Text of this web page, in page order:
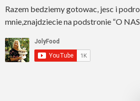
Razem bedziemy gotowac, jesc i
mnie,znajdziecie na podstronie “O